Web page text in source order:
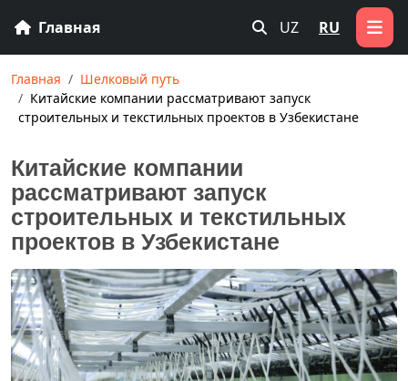
Главная UZ RU
Главная
Шелковый путь
Китайские компании рассматривают запуск
строительных и текстильных проектов в Узбекистане
Китайские компании
рассматривают запуск
строительных и текстильных
проектов в Узбекистане